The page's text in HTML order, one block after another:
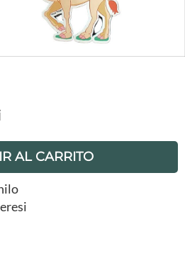
AL CARRITO